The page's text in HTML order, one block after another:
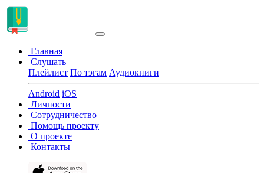
Главная
Слушать
Плейлист По тэгам Аудиокниги
Android iOS
Личности
Сотрудничество
Помощь проекту
О проекте
Контакты